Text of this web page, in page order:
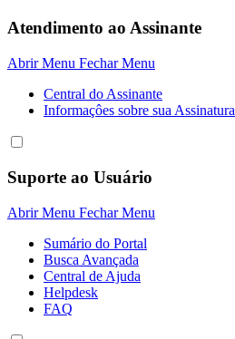
Atendimento ao Assinante
Abrir Menu Fechar Menu
Central do Assinante
Informaçôes sobre sua Assinatura
Suporte ao Usuário
Abrir Menu Fechar Menu
Sumário do Portal
Busca Avançada
Central de Ajuda
Helpdesk
FAQ